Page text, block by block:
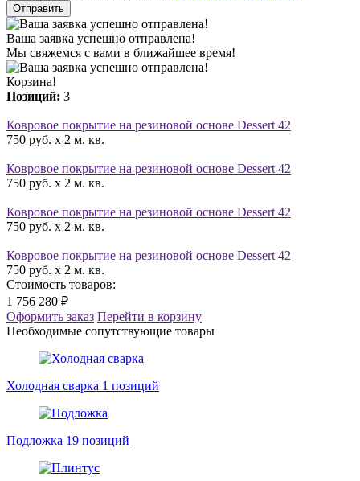
Отправить
Ваша заявка успешно отправлена!
Мы свяжемся с вами в ближайшее время!
Корзина!
Позиций: 3
Ковровое покрытие на резиновой основе Dessert 42
750 руб. x 2 м. кв.
Ковровое покрытие на резиновой основе Dessert 42
750 руб. x 2 м. кв.
Ковровое покрытие на резиновой основе Dessert 42
750 руб. x 2 м. кв.
Ковровое покрытие на резиновой основе Dessert 42
750 руб. x 2 м. кв.
Стоимость товаров:
1 756 280 ₽
Оформить заказ Перейти в корзину
Необходимые сопутствующие товары
Холодная сварка 1 позиций
Подложка 19 позиций